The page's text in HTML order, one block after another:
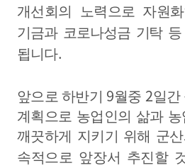
개선회의 노력으로
자원화
기금과 코로나성금 기탁 등
됩니다.
앞으로 하반기 9월중 2일간
계획으로 농업인의 삶과
깨끗하게 지키기 위해 군
속적으로 앞장서 추진할